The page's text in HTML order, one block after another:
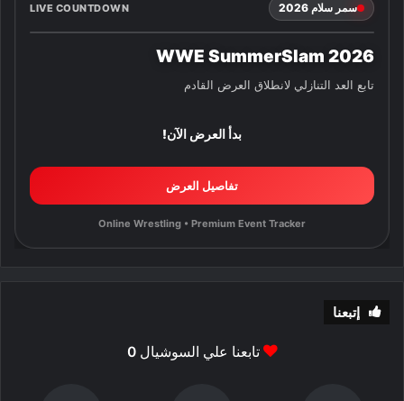
سمر سلام 2026 LIVE COUNTDOWN
WWE SummerSlam 2026
تابع العد التنازلي لانطلاق العرض القادم
بدأ العرض الآن!
تفاصيل العرض
Online Wrestling • Premium Event Tracker
إتبعنا
تابعنا علي السوشيال0